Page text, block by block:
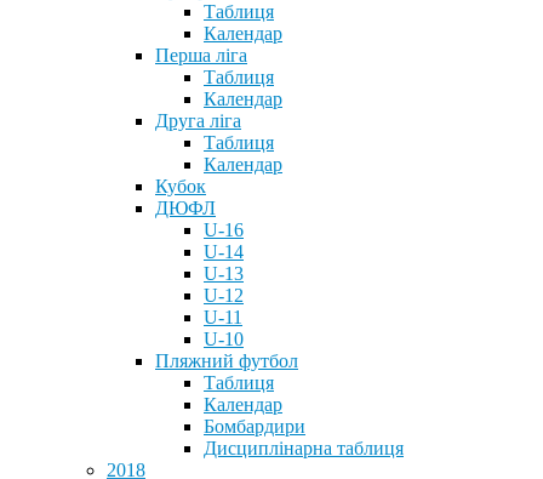
Таблиця
Календар
Перша ліга
Таблиця
Календар
Друга ліга
Таблиця
Календар
Кубок
ДЮФЛ
U-16
U-14
U-13
U-12
U-11
U-10
Пляжний футбол
Таблиця
Календар
Бомбардири
Дисциплінарна таблиця
2018